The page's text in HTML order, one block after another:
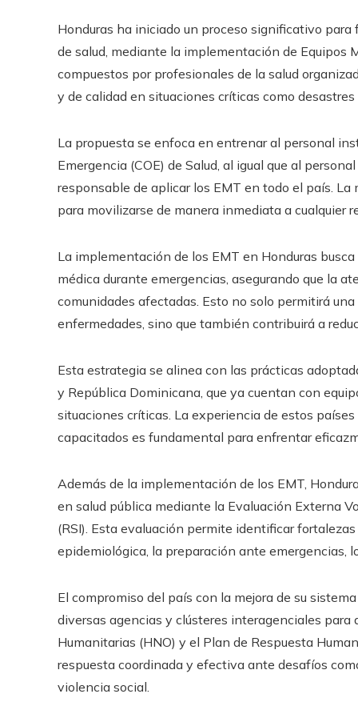
​Honduras ha iniciado un proceso significativo
de salud, mediante la implementación de Equipos
compuestos por profesionales de la salud
y de calidad en situaciones críticas como
La propuesta se enfoca en entrenar al personal
Emergencia (COE) de Salud, al igual que al
responsable de aplicar los EMT en todo el país.
para movilizarse de manera inmediata a cualquier
La implementación de los EMT en Honduras
médica durante emergencias, asegurando que la
comunidades afectadas. Esto no solo permitirá
enfermedades, sino que también contribuirá a
Esta estrategia se alinea con las prácticas
y República Dominicana, que ya cuentan con
situaciones críticas. La experiencia de estos
capacitados es fundamental para enfrentar
Además de la implementación de los EMT,
en salud pública mediante la Evaluación Externa
(RSI). Esta evaluación permite identificar
epidemiológica, la preparación ante emergencias,
El compromiso del país con la mejora de su
diversas agencias y clústeres interagenciales
Humanitarias (HNO) y el Plan de Respuesta
respuesta coordinada y efectiva ante desafíos
violencia social.​